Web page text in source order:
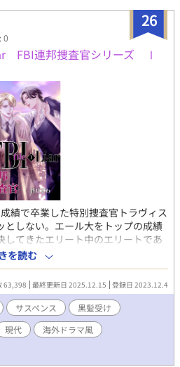
26
0
FBI連邦捜査官シリーズ Ⅰ
績で卒業した特別捜査官トラヴィス
としない。エール大をトップの成績
してきたエリート中のエリートであ
有名なほど犬猿の仲である。 ロサン
こり、電話で少年が犯行予告をした
ミリアム、ジェレミーらと一緒に捜
年レイジーは、一緒に暮らしていた
一緒に姿を消した友人アシュリー
れ去られたと主張する。再び、今
、事件は予想だにしない方向へ向
レミーは事件や捜査に関して意見
アメリカを舞台に事件を捜査する
を読む
63,398 最終更新日 2025.12.15 登録日 2023.12.4
サスペンス
黒髪受け
現代
海外ドラマ風